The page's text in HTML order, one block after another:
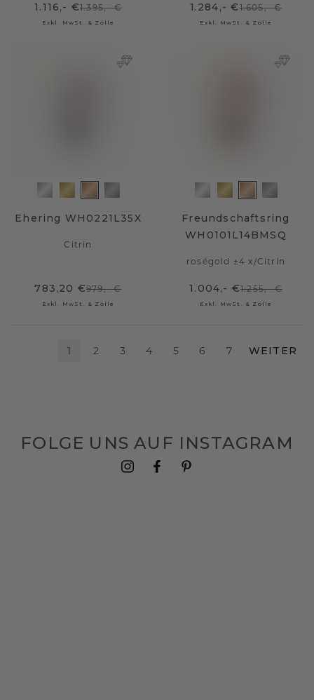
1.116,- €1.395,- €
Exkl. MwSt. & Zölle
1.284,- €1.605,- €
Exkl. MwSt. & Zölle
Ehering WH0221L35X
Citrin
783,20 €979,- €
Exkl. MwSt. & Zölle
Freundschaftsring
WH0101L14BMSQ
roségold ±4 x/Citrin
1.004,- €1.255,- €
Exkl. MwSt. & Zölle
1 2 3 4 5 6 7 WEITER
FOLGE UNS AUF INSTAGRAM